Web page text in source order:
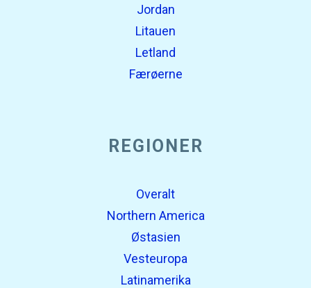
Jordan
Litauen
Letland
Færøerne
REGIONER
Overalt
Northern America
Østasien
Vesteuropa
Latinamerika